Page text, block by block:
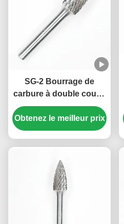
SG-2 Bourrage de
carbure à double coupe
à bout de branche 1/4
"Bourrages de carbure
à tiges pour broyeur à
Obtenez le meilleur prix